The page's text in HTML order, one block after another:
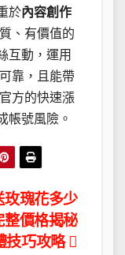
於內容創作
、有價值的
互動，運用
靠，且能帶
方的快速漲
帳號風險。
玫瑰花多少
整價格揭秘
技巧攻略